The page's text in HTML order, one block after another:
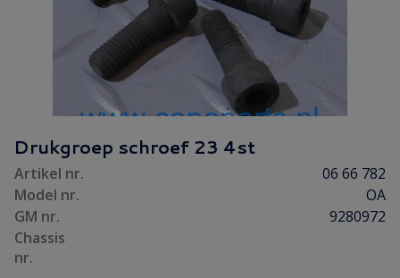
Drukgroep schroef 23 4st
Artikel nr.
06 66 782
Model nr.
OA
GM nr.
9280972
Chassis
nr.